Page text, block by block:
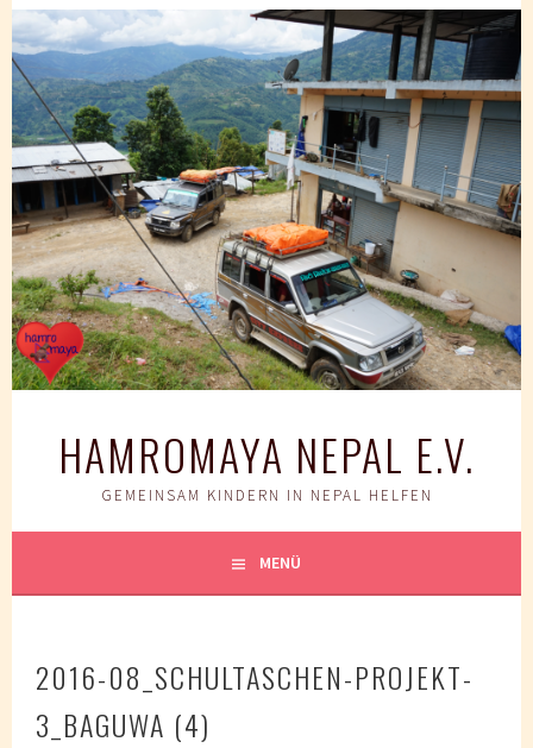
Springe
zum
Inhalt
HAMROMAYA NEPAL E.V.
GEMEINSAM KINDERN IN NEPAL HELFEN
MENÜ
2016-08_SCHULTASCHEN-PROJEKT-
3_BAGUWA (4)